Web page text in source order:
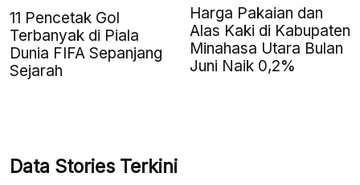
11 Pencetak Gol
Terbanyak di Piala
Dunia FIFA Sepanjang
Sejarah
Harga Pakaian dan
Alas Kaki di Kabupaten
Minahasa Utara Bulan
Juni Naik 0,2%
Data Stories Terkini